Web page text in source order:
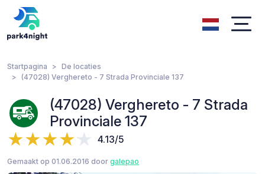
Startpagina
De locaties
(47028) Verghereto - 7 Strada Provinciale 137
(47028) Verghereto - 7 Strada
Provinciale 137
4.13/5
Gemaakt op 01.06.2016 door galepao